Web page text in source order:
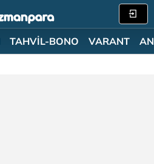
TAHVİL-BONO VARANT